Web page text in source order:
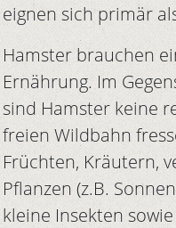
eignen sich primär
Hamster brauchen
Ernährung. Im
sind Hamster keine
freien Wildbahn
Früchten, Kräutern,
Pflanzen (z.B.
kleine Insekten